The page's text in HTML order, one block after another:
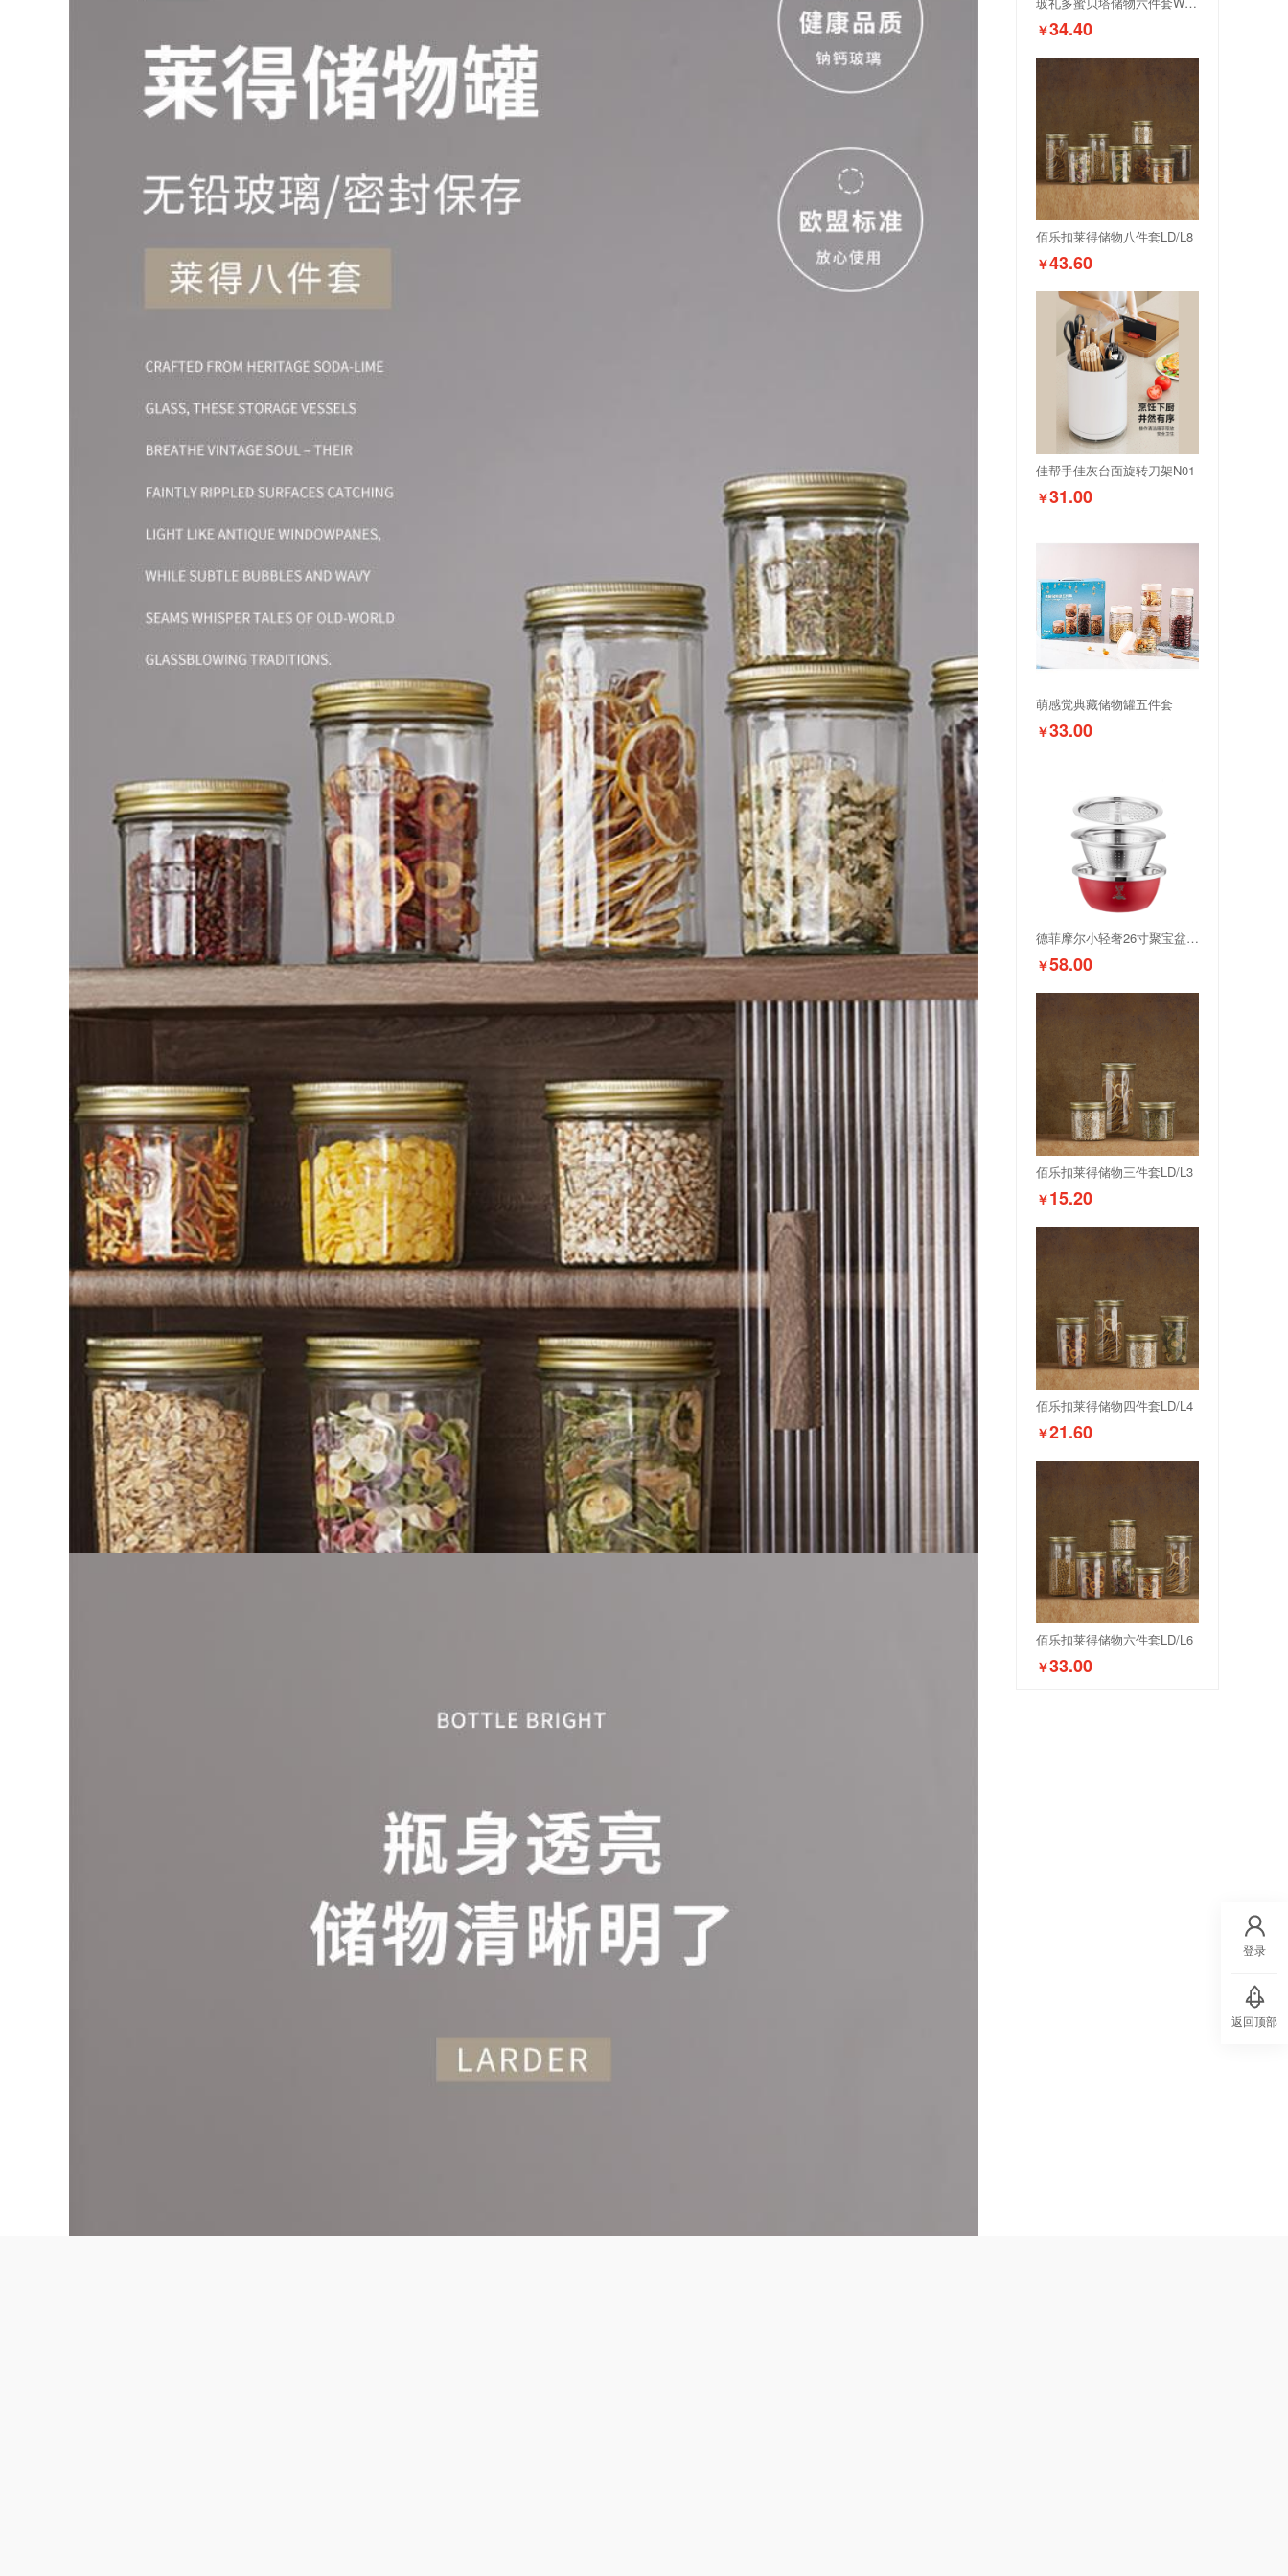
￥34.40
佰乐扣莱得储物八件套LD/L8
￥43.60
佳帮手佳灰台面旋转刀架N01
￥31.00
萌感觉典藏储物罐五件套
￥33.00
德菲摩尔小轻奢26寸聚宝盆三件套红色
￥58.00
佰乐扣莱得储物三件套LD/L3
￥15.20
佰乐扣莱得储物四件套LD/L4
￥21.60
佰乐扣莱得储物六件套LD/L6
￥33.00
登录
返回顶部